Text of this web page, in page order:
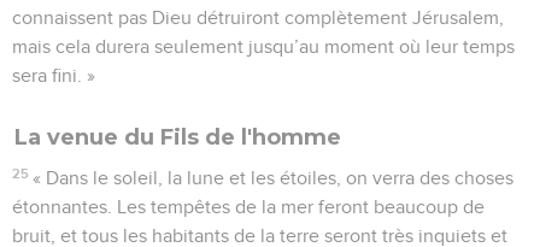
connaissent pas Dieu détruiront complètement Jérusalem,
mais cela durera seulement jusqu’au moment où leur temps
sera fini. »
La venue du Fils de l'homme
25 « Dans le soleil, la lune et les étoiles, on verra des choses
étonnantes. Les tempêtes de la mer feront beaucoup de
bruit, et tous les habitants de la terre seront très inquiets et